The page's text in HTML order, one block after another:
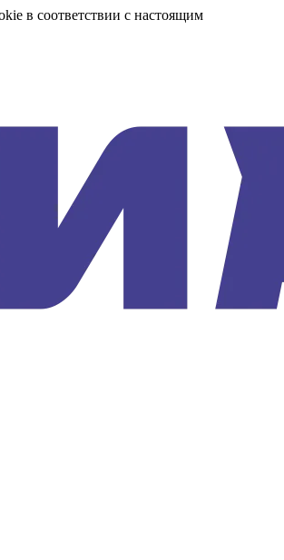
в соответствии с настоящим